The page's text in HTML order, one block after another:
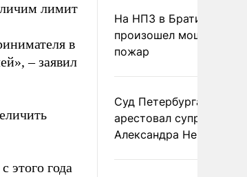
лимит
в
– заявил
этого года
На НПЗ в Братиславе
произошел мощный
пожар
Суд Петербурга заочно
арестовал супругу
Александра Невзорова